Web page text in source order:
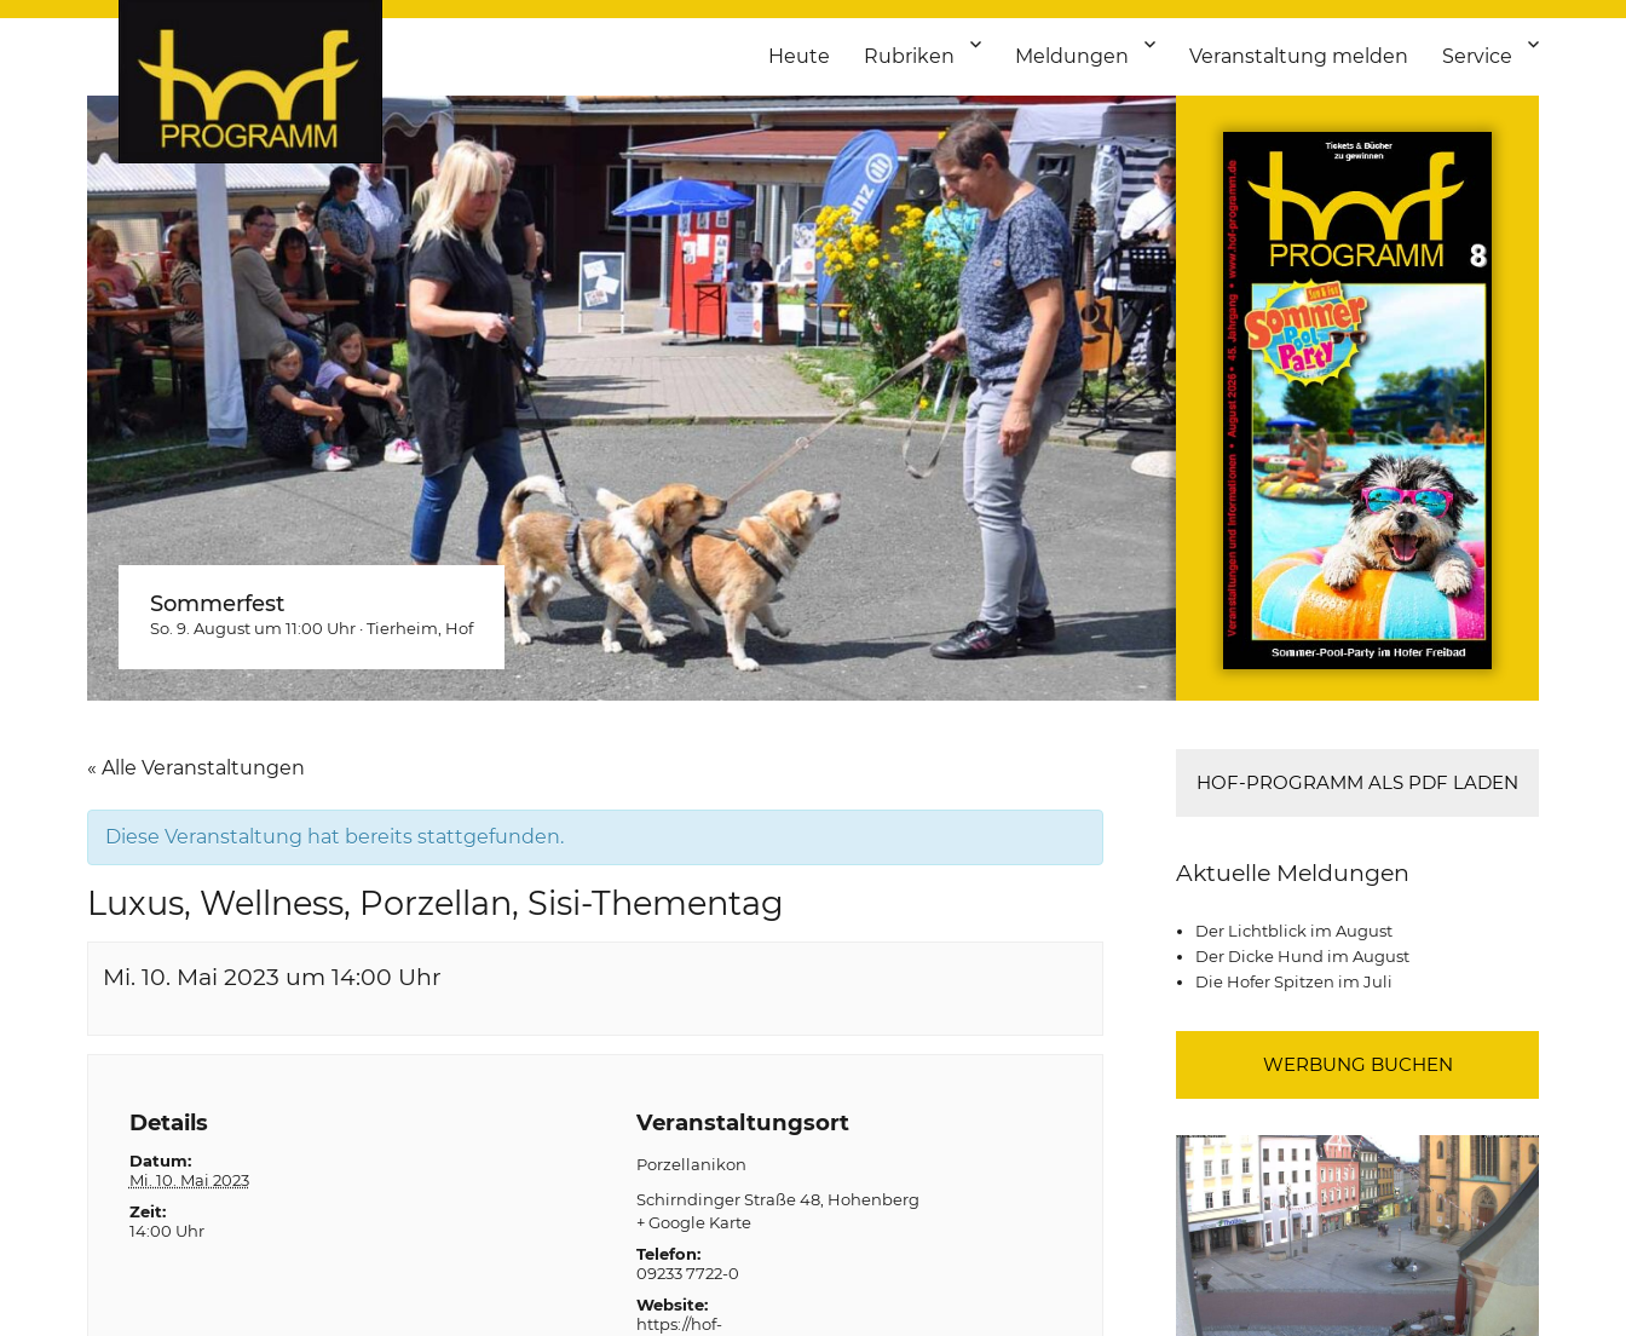
hof-programm – das Veranstaltungsportal für Hochfranken
hof-programm – das Veranstaltungsportal für Hof und Hochfranken. Täglich aktuelle Termine von Kultur bis Sport, von Theater bis Flohmarkt.
Heute Rubriken Meldungen Veranstaltung melden Service
Sommerfest
So. 9. August um 11:00 Uhr ·Tierheim , Hof
« Alle Veranstaltungen
Diese Veranstaltung hat bereits stattgefunden.
Luxus, Wellness, Porzellan, Sisi-Thementag
Mi. 10. Mai 2023 um 14:00 Uhr
Details
Datum:
Mi. 10. Mai 2023
Zeit:
14:00 Uhr
Veranstaltungsort
Porzellanikon
Schirndinger Straße 48 Hohenberg
+ Google Karte
Telefon:
09233 7722-0
Website:
https://hof-
HOF-PROGRAMM ALS PDF LADEN
Aktuelle Meldungen
Der Lichtblick im August
Der Dicke Hund im August
Die Hofer Spitzen im Juli
WERBUNG BUCHEN